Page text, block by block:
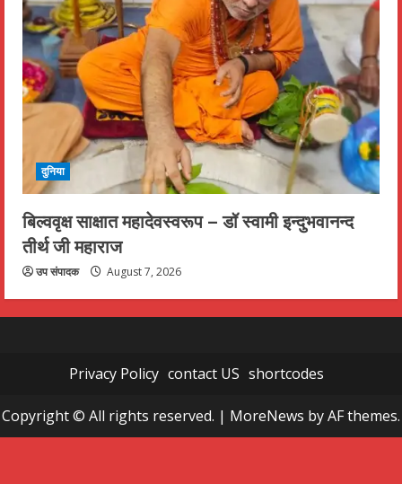
दुनिया
बिल्ववृक्ष साक्षात महादेवस्वरूप – डॉ स्वामी इन्दुभवानन्द
तीर्थ जी महाराज
उप संपादक August 7, 2026
Privacy Policy contact US shortcodes
Copyright © All rights reserved. | MoreNews by AF themes.